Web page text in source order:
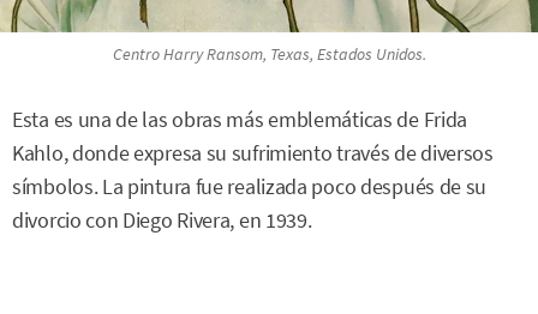
Centro Harry Ransom, Texas, Estados Unidos.
Esta es una de las obras más emblemáticas de Frida
Kahlo, donde expresa su sufrimiento través de diversos
símbolos. La pintura fue realizada poco después de su
divorcio con Diego Rivera, en 1939.